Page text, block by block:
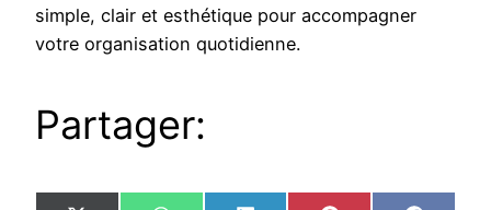
simple, clair et esthétique pour accompagner
votre organisation quotidienne.
Partager: